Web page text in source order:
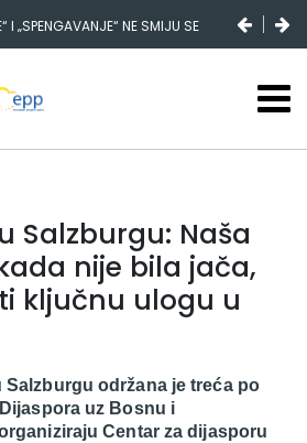
EURA IZ IGMANA NE MOŽE BITI
ODGOVORNOST MORAJU SNOSITI
KADROVI
Salzburgu: Naša
nije bila jača,
ključnu ulogu u
održana je treća po
uz Bosnu i
Centar za dijasporu